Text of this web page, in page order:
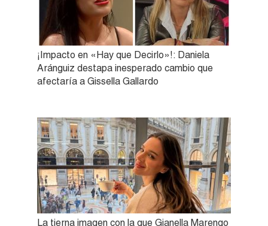
¡Impacto en «Hay que Decirlo»!: Daniela
Aránguiz destapa inesperado cambio que
afectaría a Gissella Gallardo
La tierna imagen con la que Gianella Marengo